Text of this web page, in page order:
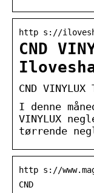
http s://
CND
CND VINYLUX
I denne
VINYLUX
tørrende
http s://
CND